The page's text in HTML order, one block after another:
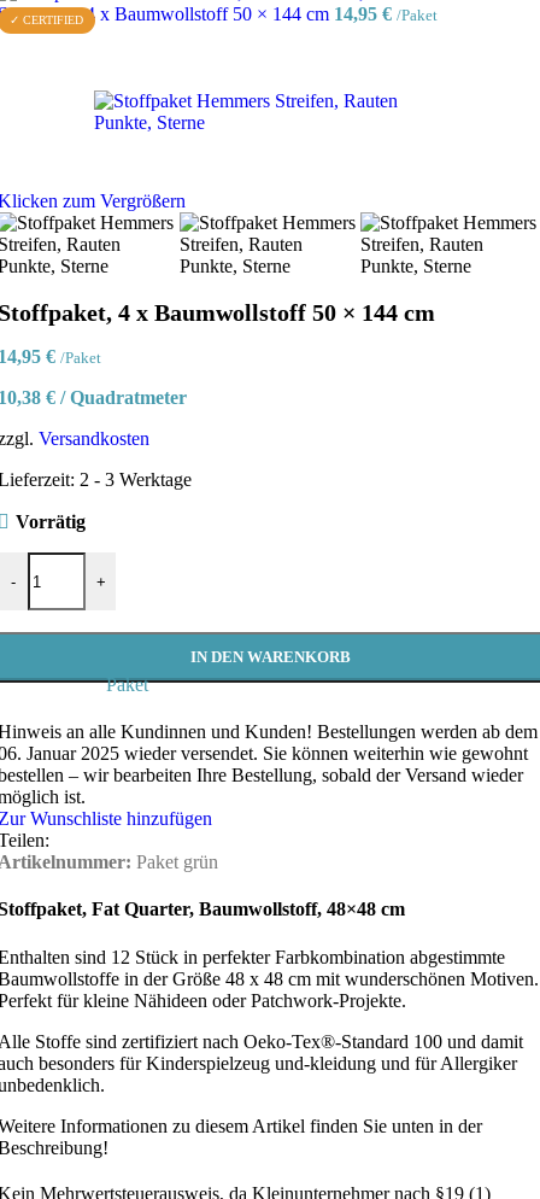
4 x Baumwollstoff 50 × 144 cm 14,95 € /Paket
✓ CERTIFIED
zum Vergrößern
4 x Baumwollstoff 50 × 144 cm
€ /Paket
€ /Quadratmeter
Versandkosten
2 - 3 Werktage
Vorrätig
-
4 x Baumwollstoff 50 × 144 cm Menge
+
Paket
IN DEN WARENKORB
an alle Kundinnen und Kunden! Bestellungen werden ab dem
Januar 2025 wieder versendet. Sie können weiterhin wie gewohnt
– wir bearbeiten Ihre Bestellung, sobald der Versand wieder
ist.
Wunschliste hinzufügen
Paket grün
Fat Quarter, Baumwollstoff, 48×48 cm
sind 12 Stück in perfekter Farbkombination abgestimmte
in der Größe 48 x 48 cm mit wunderschönen Motiven.
für kleine Nähideen oder Patchwork-Projekte.
Stoffe sind zertifiziert nach Oeko-Tex®-Standard 100 und damit
besonders für Kinderspielzeug und-kleidung und für Allergiker
Informationen zu diesem Artikel finden Sie unten in der
Mehrwertsteuerausweis, da Kleinunternehmer nach §19 (1)